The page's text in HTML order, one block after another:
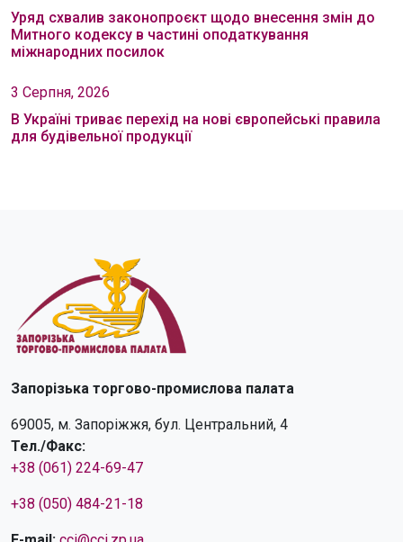
Уряд схвалив законопроєкт щодо внесення змін до
Митного кодексу в частині оподаткування
міжнародних посилок
3 Серпня, 2026
В Україні триває перехід на нові європейські правила
для будівельної продукції
Запорізька торгово-промислова палата
69005, м. Запоріжжя, бул. Центральний, 4
Тел./Факс:
+38 (061) 224-69-47
+38 (050) 484-21-18